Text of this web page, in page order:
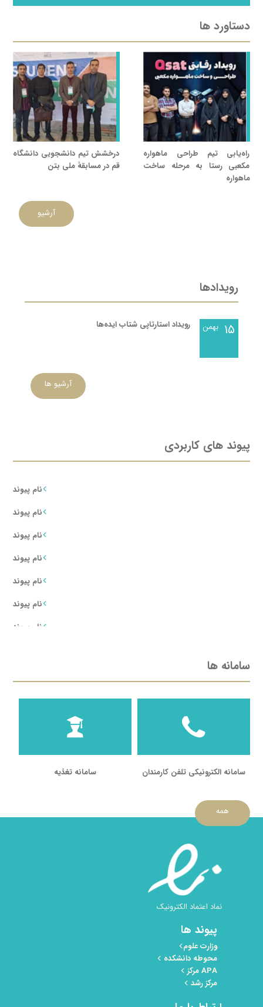
دستاورد ها
راه‌یابی تیم طراحی ماهواره
مکعبی رستا به مرحله ساخت
ماهواره
درخشش تیم دانشجویی دانشگاه‌
قم در مسابقهٔ ملی بتن
آرشیو
رویدادها
۱۵ بهمن رویداد استارتاپی شتاب ایده‌‌ها
آرشیو ها
پیوند های کاربردی
نام پیوند
نام پیوند
نام پیوند
نام پیوند
نام پیوند
نام پیوند
نام پیوند
نام پیوند
سامانه ها
سامانه الکترونیکی تلفن کارمندان سامانه تغذیه
همه
نماد اعتماد الکترونیک
پیوند ها
وزارت علوم
محوطه دانشکده
APA مرکز
مرکز رشد